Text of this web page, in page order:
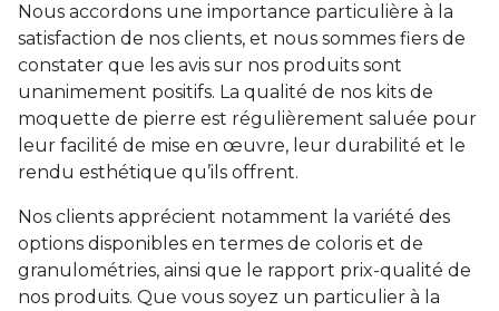
Nous accordons une importance particulière à la
satisfaction de nos clients, et nous sommes fiers de
constater que les avis sur nos produits sont
unanimement positifs. La qualité de nos kits de
moquette de pierre est régulièrement saluée pour
leur facilité de mise en œuvre, leur durabilité et le
rendu esthétique qu’ils offrent.
Nos clients apprécient notamment la variété des
options disponibles en termes de coloris et de
granulométries, ainsi que le rapport prix-qualité de
nos produits. Que vous soyez un particulier à la